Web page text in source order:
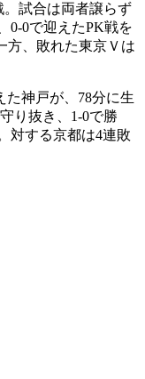
試合は両者譲らず
0-0で迎えたPK戦を
方、敗れた東京Ｖは
た神戸が、78分に生
り抜き、1-0で勝
対する京都は4連敗